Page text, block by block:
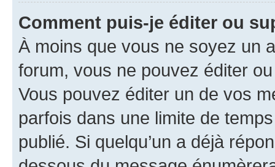
Comment puis-je éditer ou
À moins que vous ne soyez un
forum, vous ne pouvez éditer
Vous pouvez éditer un de vos
parfois dans une limite de
publié. Si quelqu’un a déjà